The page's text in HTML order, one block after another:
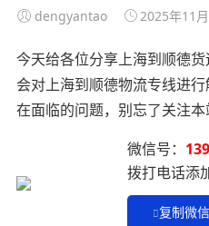
dengyantao 2025年11
今天给各位分享上海到顺德
会对上海到顺德物流专线进
在面临的问题，别忘了关注本
微信号：
拨打电话添
复制微